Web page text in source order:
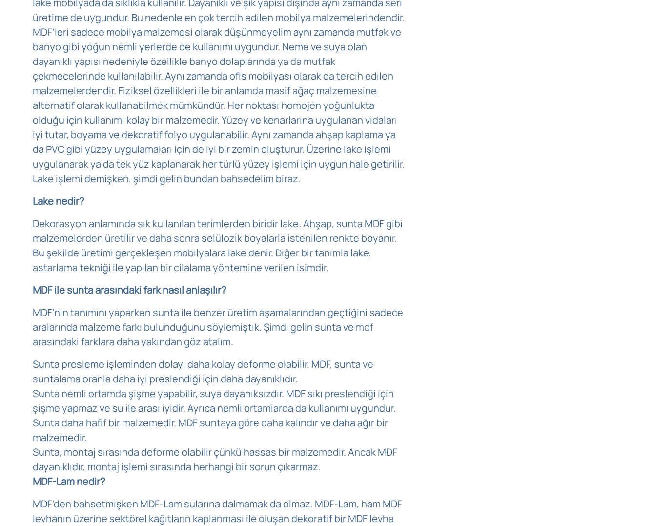
lake mobilyada da sıklıkla kullanılır. Dayanıklı ve şık yapısı dışında aynı zamanda seri
üretime de uygundur. Bu nedenle en çok tercih edilen mobilya malzemelerindendir.
MDF’leri sadece mobilya malzemesi olarak düşünmeyelim aynı zamanda mutfak ve
banyo gibi yoğun nemli yerlerde de kullanımı uygundur. Neme ve suya olan
dayanıklı yapısı nedeniyle özellikle banyo dolaplarında ya da mutfak
çekmecelerinde kullanılabilir. Aynı zamanda ofis mobilyası olarak da tercih edilen
malzemelerdendir. Fiziksel özellikleri ile bir anlamda masif ağaç malzemesine
alternatif olarak kullanabilmek mümkündür. Her noktası homojen yoğunlukta
olduğu için kullanımı kolay bir malzemedir. Yüzey ve kenarlarına uygulanan vidaları
iyi tutar, boyama ve dekoratif folyo uygulanabilir. Aynı zamanda ahşap kaplama ya
da PVC gibi yüzey uygulamaları için de iyi bir zemin oluşturur. Üzerine lake işlemi
uygulanarak ya da tek yüz kaplanarak her türlü yüzey işlemi için uygun hale getirilir.
Lake işlemi demişken, şimdi gelin bundan bahsedelim biraz.
Lake nedir?
Dekorasyon anlamında sık kullanılan terimlerden biridir lake. Ahşap, sunta MDF gibi
malzemelerden üretilir ve daha sonra selülozik boyalarla istenilen renkte boyanır.
Bu şekilde üretimi gerçekleşen mobilyalara lake denir. Diğer bir tanımla lake,
astarlama tekniği ile yapılan bir cilalama yöntemine verilen isimdir.
MDF ile sunta arasındaki fark nasıl anlaşılır?
MDF’nin tanımını yaparken sunta ile benzer üretim aşamalarından geçtiğini sadece
aralarında malzeme farkı bulunduğunu söylemiştik. Şimdi gelin sunta ve mdf
arasındaki farklara daha yakından göz atalım.
Sunta presleme işleminden dolayı daha kolay deforme olabilir. MDF, sunta ve
suntalama oranla daha iyi preslendiği için daha dayanıklıdır.
Sunta nemli ortamda şişme yapabilir, suya dayanıksızdır. MDF sıkı preslendiği için
şişme yapmaz ve su ile arası iyidir. Ayrıca nemli ortamlarda da kullanımı uygundur.
Sunta daha hafif bir malzemedir. MDF suntaya göre daha kalındır ve daha ağır bir
malzemedir.
Sunta, montaj sırasında deforme olabilir çünkü hassas bir malzemedir. Ancak MDF
dayanıklıdır, montaj işlemi sırasında herhangi bir sorun çıkarmaz.
MDF-Lam nedir?
MDF’den bahsetmişken MDF-Lam sularına dalmamak da olmaz. MDF-Lam, ham MDF
levhanın üzerine sektörel kağıtların kaplanması ile oluşan dekoratif bir MDF levha